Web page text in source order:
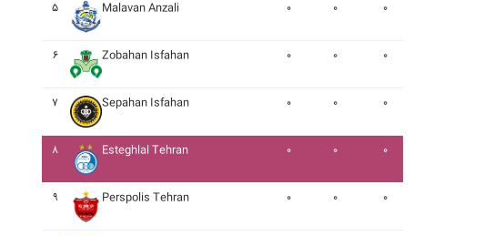
۵ Malavan Anzali ۰ ۰ ۰
۶ Zobahan Isfahan ۰ ۰ ۰
۷ Sepahan Isfahan ۰ ۰ ۰
۸ Esteghlal Tehran ۰ ۰ ۰
۹ Perspolis Tehran ۰ ۰ ۰